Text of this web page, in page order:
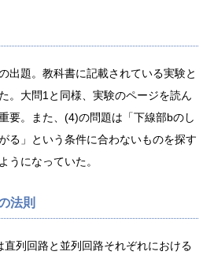
出題。教科書に記載されている実験と
。大問1と同様、実験のページを読ん
要。また、(4)の問題は「下線部bのし
る」という条件に合わないものを探す
うになっていた。
法則
列回路と並列回路それぞれにおける